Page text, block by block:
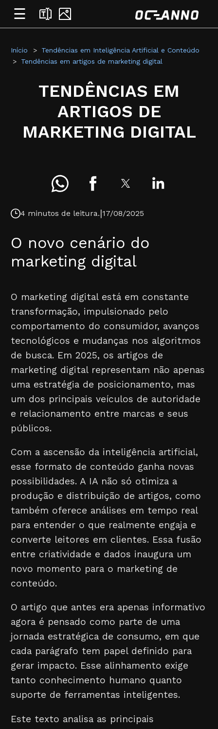
☰
Início
Tendências em Inteligência Artificial e Conteúdo
Tendências em artigos de marketing digital
TENDÊNCIAS EM
ARTIGOS DE
MARKETING DIGITAL
4 minutos de leitura.|17/08/2025
O novo cenário do
marketing digital
O marketing digital está em constante
transformação, impulsionado pelo
comportamento do consumidor, avanços
tecnológicos e mudanças nos algoritmos
de busca. Em 2025, os artigos de
marketing digital representam não apenas
uma estratégia de posicionamento, mas
um dos principais veículos de autoridade
e relacionamento entre marcas e seus
públicos.
Com a ascensão da inteligência artificial,
esse formato de conteúdo ganha novas
possibilidades. A IA não só otimiza a
produção e distribuição de artigos, como
também oferece análises em tempo real
para entender o que realmente engaja e
converte leitores em clientes. Essa fusão
entre criatividade e dados inaugura um
novo momento para o marketing de
conteúdo.
O artigo que antes era apenas informativo
agora é pensado como parte de uma
jornada estratégica de consumo, em que
cada parágrafo tem papel definido para
gerar impacto. Esse alinhamento exige
tanto conhecimento humano quanto
suporte de ferramentas inteligentes.
Este texto analisa as principais